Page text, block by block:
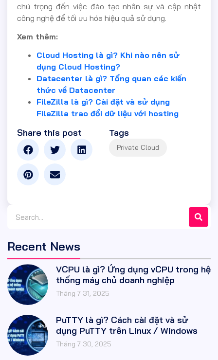
chú trọng đến việc đào tạo nhân sự và cập nhật
công nghệ để tối ưu hóa hiệu quả sử dụng.
Xem thêm:
Cloud Hosting là gì? Khi nào nên sử
dụng Cloud Hosting?
Datacenter là gì? Tổng quan các kiến
thức về Datacenter
FileZilla là gì? Cài đặt và sử dụng
FileZilla trao đổi dữ liệu với hosting
Share this post Tags
Recent News
VCPU là gì? Ứng dụng vCPU trong hệ
thống máy chủ doanh nghiệp
Tháng 7 31, 2025
PuTTY là gì? Cách cài đặt và sử
dụng PuTTY trên Linux / Windows
Tháng 7 30, 2025